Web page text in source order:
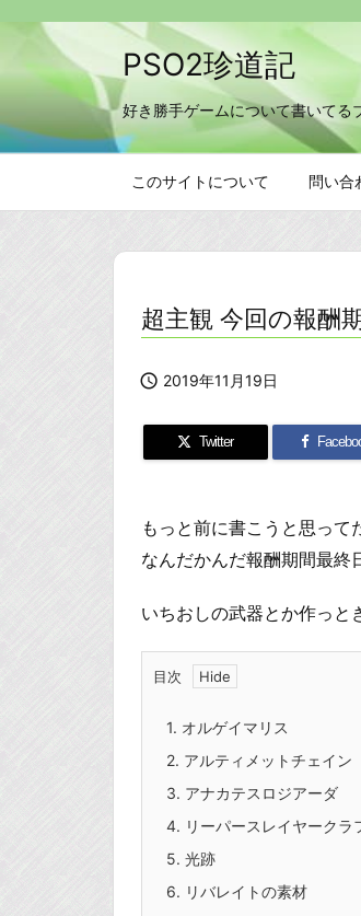
PSO2珍道記
好き勝手ゲームについて書いてる
このサイトについて 問い合
超主観 今回の報酬
 2019年11月19日
Twitter
もっと前に書こうと思って
なんだかんだ報酬期間最終
いちおしの武器とか作っと
目次
1. オルゲイマリス
2. アルティメットチェイン
3. アナカテスロジアーダ
4. リーパースレイヤークラ
5. 光跡
6. リバレイトの素材